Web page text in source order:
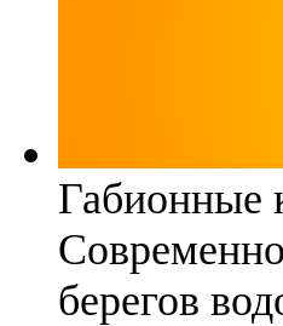
Габионные
берегов